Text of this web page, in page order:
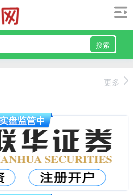
搜索
更多